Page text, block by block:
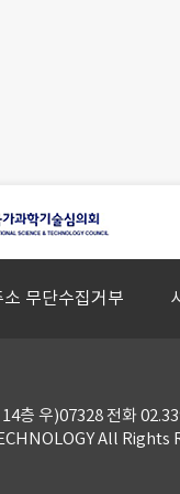
소 무단수집거부
층 우)07328 전화
All Rights